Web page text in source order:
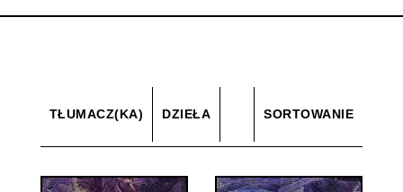
TŁUMACZ(KA) DZIEŁA SORTOWANIE